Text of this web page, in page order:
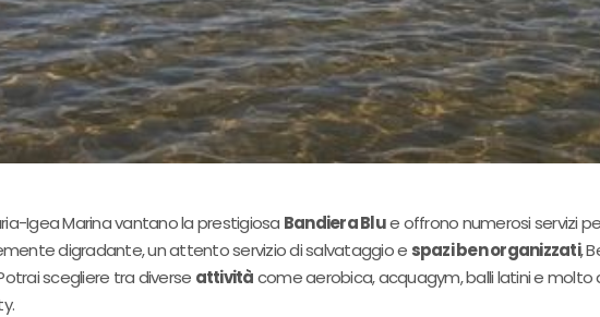
Igea Marina vantano la prestigiosa Bandiera Blue offrono numerosi servizi
digradante, un attento servizio di salvataggio e spazi ben organizzati,
scegliere tra diverse attivitàcome aerobica, acquagym, balli latini e molto